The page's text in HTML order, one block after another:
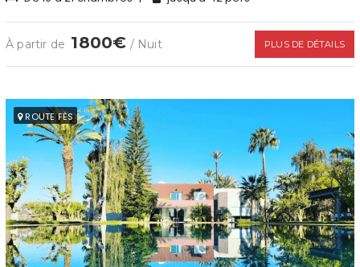
À partir de 1800€ / Nuit PLUS DE DÉTAILS
ROUTE FÈS